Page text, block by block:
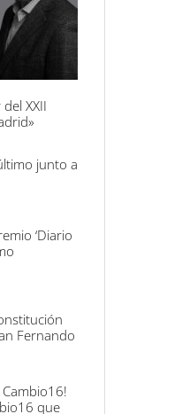
XXII
junto a
‘Diario
Fernando
Cambio16!
que